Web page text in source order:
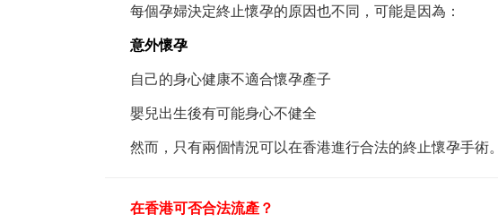
每個孕婦決定終止懷孕的原因也不同，可能是因為：
意外懷孕
自己的身心健康不適合懷孕產子
嬰兒出生後有可能身心不健全
然而，只有兩個情況可以在香港進行合法的終止懷孕手術。
在香港可否合法流產？